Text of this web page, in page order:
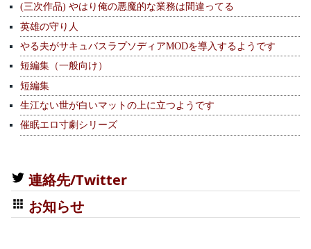
(三次作品) やはり俺の悪魔的な業務は間違ってる
英雄の守り人
やる夫がサキュバスラプソディアMODを導入するようです
短編集（一般向け）
短編集
生江ない世が白いマットの上に立つようです
催眠エロ寸劇シリーズ
連絡先/Twitter
お知らせ